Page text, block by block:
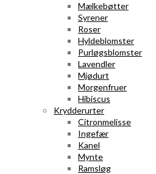
Mælkebøtter
Syrener
Roser
Hyldeblomster
Purløgsblomster
Lavendler
Mjødurt
Morgenfruer
Hibiscus
Krydderurter
Citronmelisse
Ingefær
Kanel
Mynte
Ramsløg